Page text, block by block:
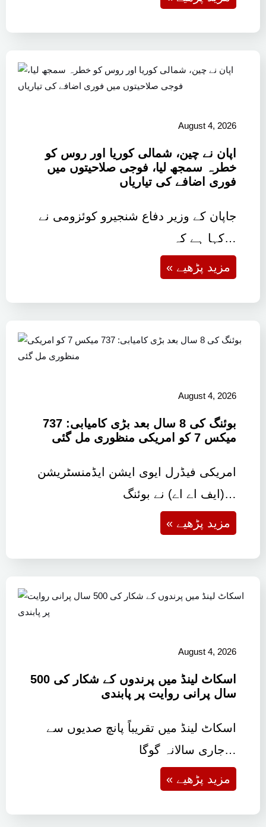
August 4, 2026
اپان نے چین، شمالی کوریا اور روس کو
خطرہ سمجھ لیا، فوجی صلاحیتوں میں
فوری اضافے کی تیاریاں
جاپان کے وزیر دفاع شنجیرو کوئزومی نے
کہا ہے کہ…
« مزید پڑھیے
August 4, 2026
بوئنگ کی 8 سال بعد بڑی کامیابی: 737
میکس 7 کو امریکی منظوری مل گئی
امریکی فیڈرل ایوی ایشن ایڈمنسٹریشن
(ایف اے اے) نے بوئنگ…
« مزید پڑھیے
August 4, 2026
اسکاٹ لینڈ میں پرندوں کے شکار کی 500
سال پرانی روایت پر پابندی
اسکاٹ لینڈ میں تقریباً پانچ صدیوں سے
جاری سالانہ گوگا…
« مزید پڑھیے